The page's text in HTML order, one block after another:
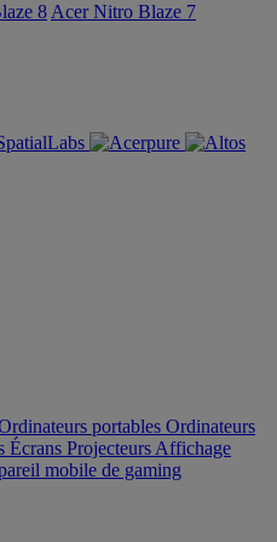
8 Acer Nitro Blaze 7
portables Ordinateurs
Écrans Projecteurs Affichage
mobile de gaming